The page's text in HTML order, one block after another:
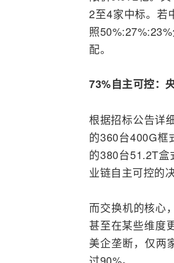
2至4家中标。若
照
配。
73%自主可控：
根据招标公告详
的360台400G框
的380台51.2T
业链自主可控的决
而交换机的核心
甚至在某些维度
美企垄断，仅两
过90%。